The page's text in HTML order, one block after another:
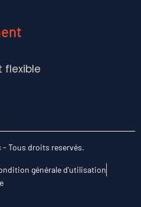
flexible
- Tous droits reservés.
générale d'utilisation